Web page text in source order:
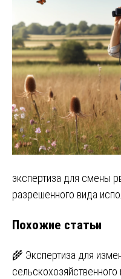
Навигация
по
записям
экспертиза для смены
разрешенного вида
Похожие статьи
🌾 Экспертиза для
сельскохозяйственного